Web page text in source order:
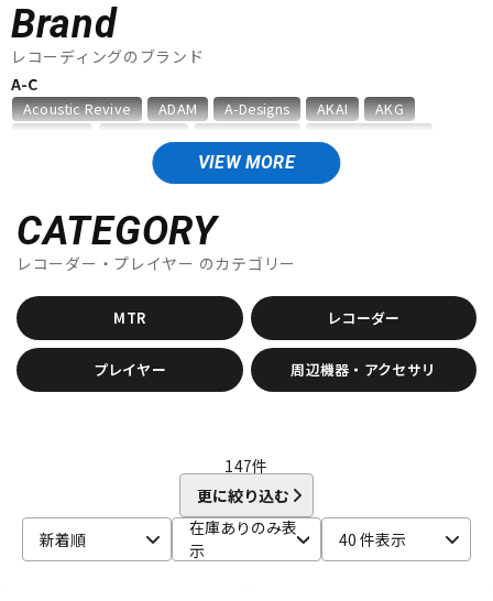
管楽器
アンプ エフェクター
DTM オンライン納品
Brand
レコーディングのブランド
VIEW MORE
A-C
Acoustic Revive ADAM A-Designs AKAI
AKG
ART ARTRIG
audio-technica AUDIX AURATONE
AVID
BAE Audio BEHRINGER
beyerdynamic
BOSS
CANARE
CaTeFo Chandler Coil Audio
Cranborne Audio
CROXS CURRENT CUSTOM TRY
D-F
DangerousMusic dbx DENON
DENON Professional
Digitech
DRAWMER
ENHANCED AUDIO
EXFORM
Fischer Amps
Focusrite FOSTEX
FURMAN
FURUTECH
G-K
CATEGORY
レコーダー・プレイヤー のカテゴリー
MTR レコーダー
プレイヤー 周辺機器・アクセサリ
147件
更に絞り込む
新着順
在庫ありのみ表
示
40 件表示